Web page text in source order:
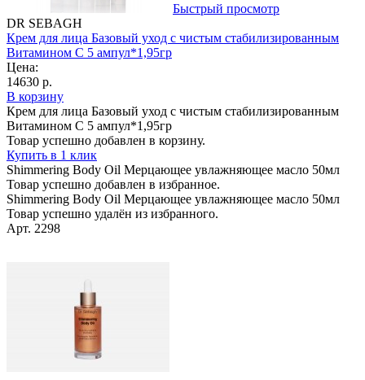
Быстрый просмотр
DR SEBAGH
Крем для лица Базовый уход с чистым стабилизированным
Витамином С 5 ампул*1,95гр
Цена:
14630 р.
В корзину
Крем для лица Базовый уход с чистым стабилизированным
Витамином С 5 ампул*1,95гр
Товар успешно добавлен в корзину.
Купить в 1 клик
Shimmering Body Oil Мерцающее увлажняющее масло 50мл
Товар успешно добавлен в избранное.
Shimmering Body Oil Мерцающее увлажняющее масло 50мл
Товар успешно удалён из избранного.
Арт. 2298